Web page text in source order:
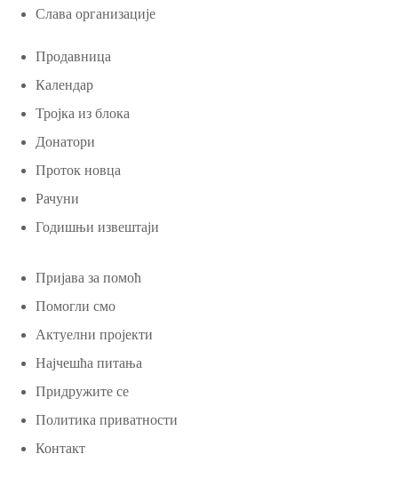
Слава организације
Продавница
Календар
Тројка из блока
Донатори
Проток новца
Рачуни
Годишњи извештаји
Пријава за помоћ
Помогли смо
Актуелни пројекти
Најчешћа питања
Придружите се
Политика приватности
Контакт